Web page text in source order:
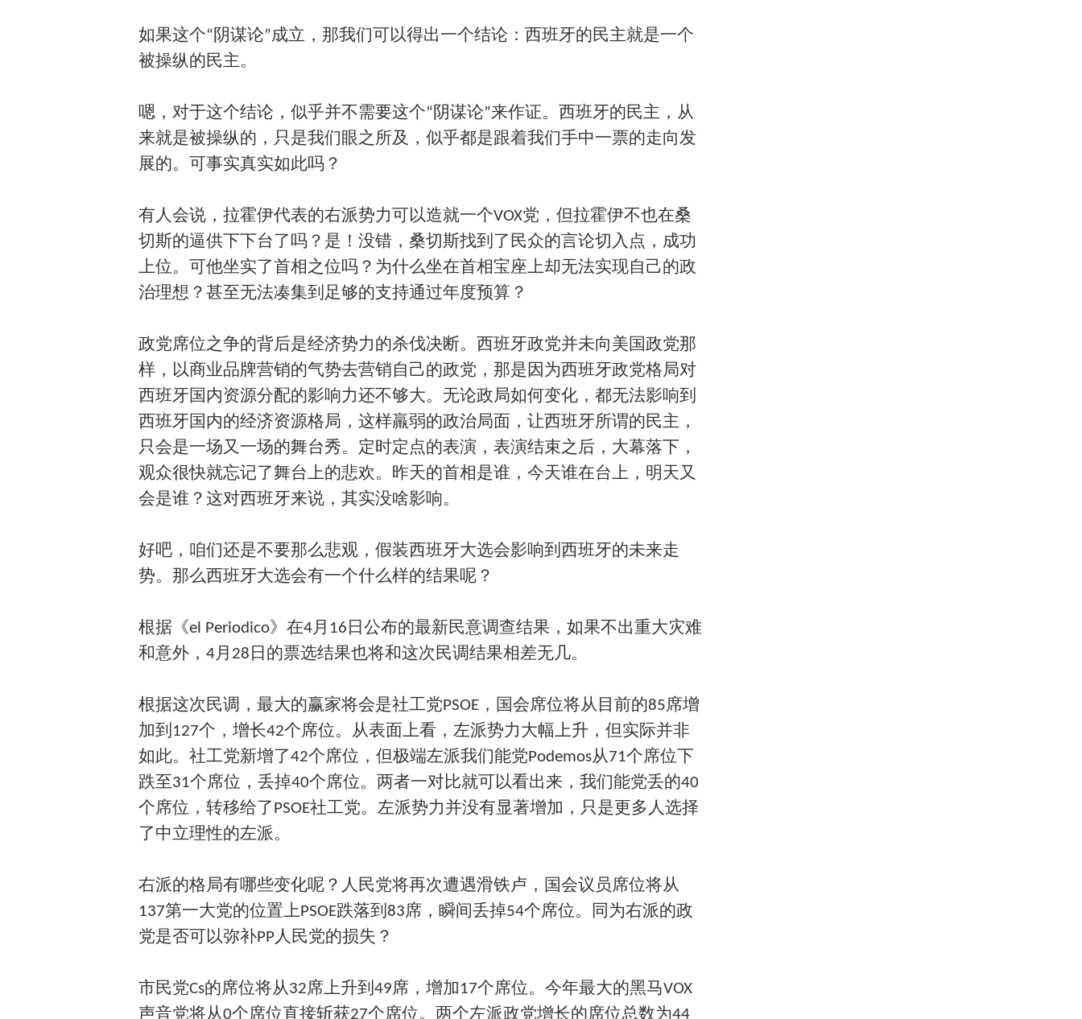
如果这个“阴谋论”成立，那我们可以得出一个结论：西班牙的民主就是一个
被操纵的民主。
嗯，对于这个结论，似乎并不需要这个“阴谋论”来作证。西班牙的民主，从
来就是被操纵的，只是我们眼之所及，似乎都是跟着我们手中一票的走向发
展的。可事实真实如此吗？
有人会说，拉霍伊代表的右派势力可以造就一个VOX党，但拉霍伊不也在桑
切斯的逼供下下台了吗？是！没错，桑切斯找到了民众的言论切入点，成功
上位。可他坐实了首相之位吗？为什么坐在首相宝座上却无法实现自己的政
治理想？甚至无法凑集到足够的支持通过年度预算？
政党席位之争的背后是经济势力的杀伐决断。西班牙政党并未向美国政党那
样，以商业品牌营销的气势去营销自己的政党，那是因为西班牙政党格局对
西班牙国内资源分配的影响力还不够大。无论政局如何变化，都无法影响到
西班牙国内的经济资源格局，这样羸弱的政治局面，让西班牙所谓的民主，
只会是一场又一场的舞台秀。定时定点的表演，表演结束之后，大幕落下，
观众很快就忘记了舞台上的悲欢。昨天的首相是谁，今天谁在台上，明天又
会是谁？这对西班牙来说，其实没啥影响。
好吧，咱们还是不要那么悲观，假装西班牙大选会影响到西班牙的未来走
势。那么西班牙大选会有一个什么样的结果呢？
根据《el Periodico》在4月16日公布的最新民意调查结果，如果不出重大灾难
和意外，4月28日的票选结果也将和这次民调结果相差无几。
根据这次民调，最大的赢家将会是社工党PSOE，国会席位将从目前的85席增
加到127个，增长42个席位。从表面上看，左派势力大幅上升，但实际并非
如此。社工党新增了42个席位，但极端左派我们能党Podemos从71个席位下
跌至31个席位，丢掉40个席位。两者一对比就可以看出来，我们能党丢的40
个席位，转移给了PSOE社工党。左派势力并没有显著增加，只是更多人选择
了中立理性的左派。
右派的格局有哪些变化呢？人民党将再次遭遇滑铁卢，国会议员席位将从
137第一大党的位置上PSOE跌落到83席，瞬间丢掉54个席位。同为右派的政
党是否可以弥补PP人民党的损失？
市民党Cs的席位将从32席上升到49席，增加17个席位。今年最大的黑马VOX
声音党将从0个席位直接斩获27个席位。两个左派政党增长的席位总数为44